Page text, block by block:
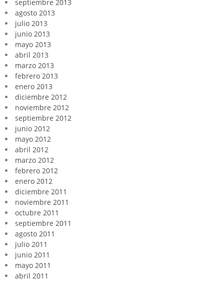
septiembre 2013
agosto 2013
julio 2013
junio 2013
mayo 2013
abril 2013
marzo 2013
febrero 2013
enero 2013
diciembre 2012
noviembre 2012
septiembre 2012
junio 2012
mayo 2012
abril 2012
marzo 2012
febrero 2012
enero 2012
diciembre 2011
noviembre 2011
octubre 2011
septiembre 2011
agosto 2011
julio 2011
junio 2011
mayo 2011
abril 2011